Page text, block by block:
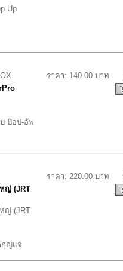
Up
ป๊อป-อัพ
ราคา: 140.00 บาท
ญ่ (JRT
ญ่ (JRT
กุญแจ
ราคา: 220.00 บาท